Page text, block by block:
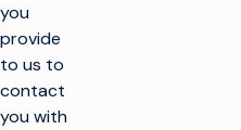
you
provide
to us to
contact
you with